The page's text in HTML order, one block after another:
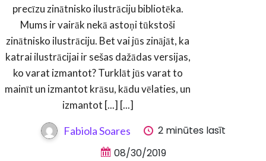
precīzu zinātnisko ilustrāciju bibliotēka.
Mums ir vairāk nekā astoņi tūkstoši
zinātnisko ilustrāciju. Bet vai jūs zinājāt, ka
katrai ilustrācijai ir sešas dažādas versijas,
ko varat izmantot? Turklāt jūs varat to
mainīt un izmantot krāsu, kādu vēlaties, un
izmantot [...] [...]
Fabiola Soares
2 minūtes lasīt
08/30/2019